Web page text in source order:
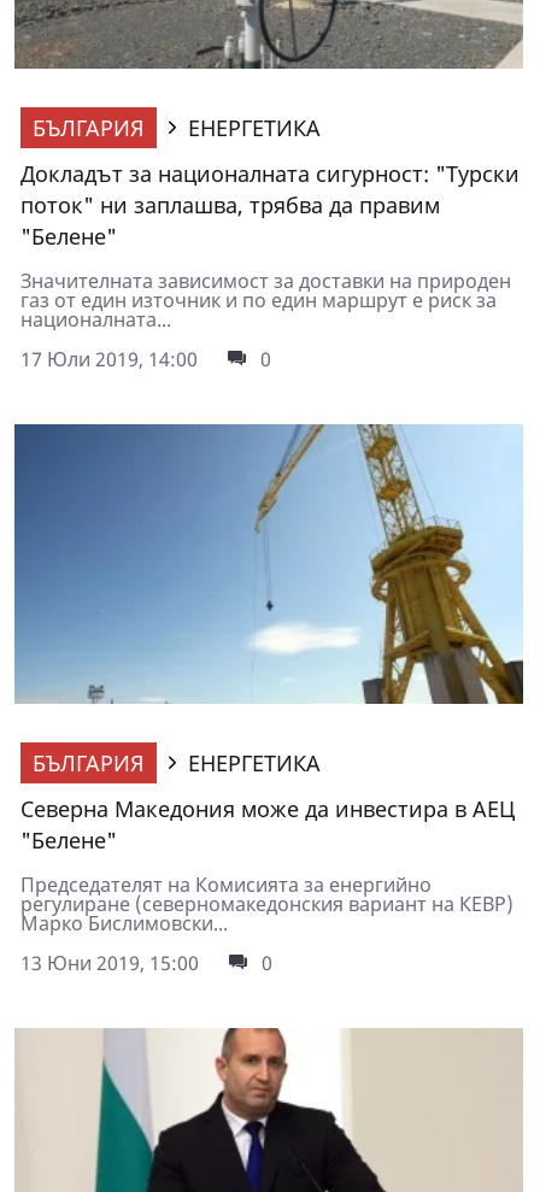
БЪЛГАРИЯ
ЕНЕРГЕТИКА
Докладът за националната сигурност: "Турски
поток" ни заплашва, трябва да правим
"Белене"
Значителната зависимост за доставки на природен
газ от един източник и по един маршрут е риск за
националната...
17 Юли 2019, 14:00
0
БЪЛГАРИЯ
ЕНЕРГЕТИКА
Северна Македония може да инвестира в АЕЦ
"Белене"
Председателят на Комисията за енергийно
регулиране (северномакедонския вариант на КЕВР)
Марко Бислимовски...
13 Юни 2019, 15:00
0